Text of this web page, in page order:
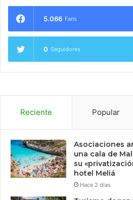
5.066 Fans
0 Seguidores
Reciente Popular
Asociaciones
una cala de
su
hotel Meliá
Hace 2 días